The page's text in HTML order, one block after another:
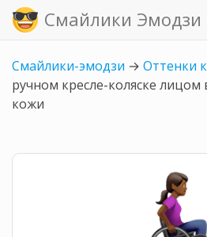
Смайлики Эмодзи
Смайлики-эмодзи → Оттенки
ручном кресле-коляске
кожи